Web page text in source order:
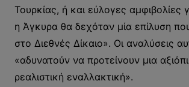
Τουρκίας, ή και εύλογες αμφιβολίες
η Άγκυρα θα δεχόταν μία επίλυση
στο Διεθνές Δίκαιο». Οι αναλύσεις
«αδυνατούν να προτείνουν μια
ρεαλιστική εναλλακτική».